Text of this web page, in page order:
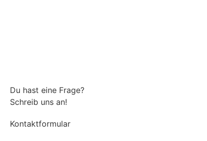
Du hast eine Frage?
Schreib uns an!
Kontaktformular